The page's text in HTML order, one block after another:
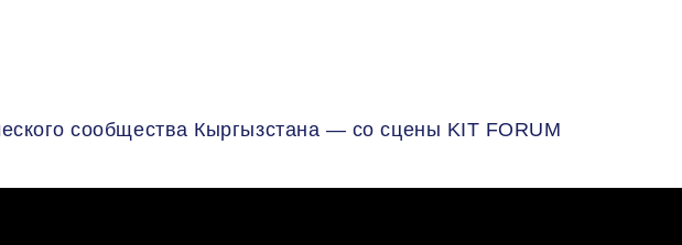
сообщества Кыргызстана — со сцены KIT FORUM